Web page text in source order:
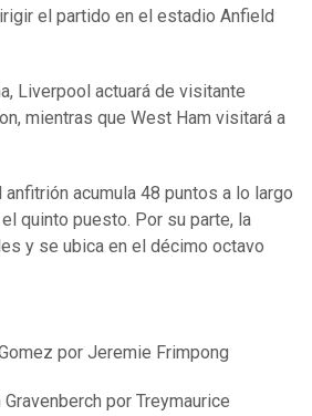
el partido en el estadio Anfield
Liverpool actuará de visitante
mientras que West Ham visitará a
acumula 48 puntos a lo largo
quinto puesto. Por su parte, la
y se ubica en el décimo octavo
por Jeremie Frimpong
por Treymaurice